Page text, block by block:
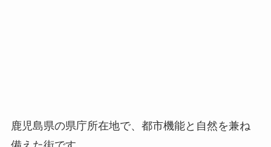
鹿児島県の県庁所在地で、都市機能と自然を兼ね